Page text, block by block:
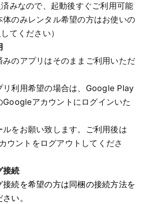
みなので、起動後すぐご利用可能
体のみレンタル希望の方はお使いの
てください）
みのアプリはそのままご利用いただ
リ利用希望の場合は、Google Play
Googleアカウントにログインいた
ルをお願い致します。ご利用後は
ウントをログアウトしてくださ
接続
接続を希望の方は同梱の接続方法を
い。